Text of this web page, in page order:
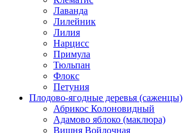
Лаванда
Лилейник
Лилия
Нарцисс
Примула
Тюльпан
Флокс
Петуния
Плодово-ягодные деревья (саженцы)
Абрикос Колоновидный
Адамово яблоко (маклюра)
Вишня Войлочная